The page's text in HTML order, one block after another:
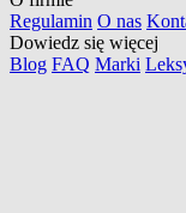
Regulamin O nas
Dowiedz się więcej
Blog FAQ Marki